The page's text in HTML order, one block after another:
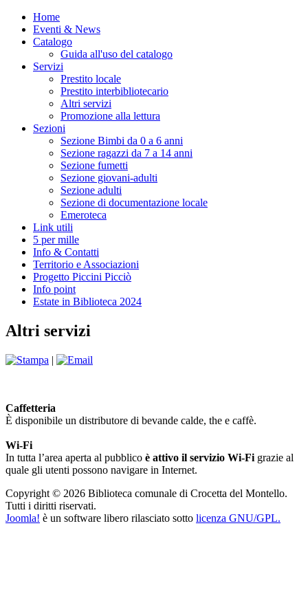
Home
Eventi & News
Catalogo
Guida all'uso del catalogo
Servizi
Prestito locale
Prestito interbibliotecario
Altri servizi
Promozione alla lettura
Sezioni
Sezione Bimbi da 0 a 6 anni
Sezione ragazzi da 7 a 14 anni
Sezione fumetti
Sezione giovani-adulti
Sezione adulti
Sezione di documentazione locale
Emeroteca
Link utili
5 per mille
Info & Contatti
Territorio e Associazioni
Progetto Piccini Picciò
Info point
Estate in Biblioteca 2024
Altri servizi
|
Caffetteria
È disponibile un distributore di bevande calde, the e caffè.
Wi-Fi
In tutta l’area aperta al pubblico è attivo il servizio Wi-Fi grazie al
quale gli utenti possono navigare in Internet.
Copyright © 2026 Biblioteca comunale di Crocetta del Montello.
Tutti i diritti riservati.
Joomla! è un software libero rilasciato sotto licenza GNU/GPL.